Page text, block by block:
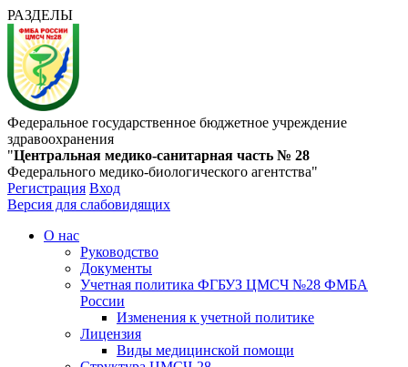
РАЗДЕЛЫ
Федеральное государственное бюджетное учреждение
здравоохранения
"Центральная медико-санитарная часть № 28
Федерального медико-биологического агентства"
Регистрация Вход
Версия для слабовидящих
О нас
Руководство
Документы
Учетная политика ФГБУЗ ЦМСЧ №28 ФМБА
России
Изменения к учетной политике
Лицензия
Виды медицинской помощи